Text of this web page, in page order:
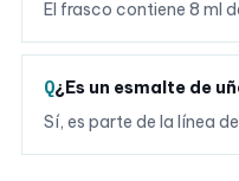
El frasco contiene 8 ml
¿Es un esmalte de
Sí, es parte de la línea